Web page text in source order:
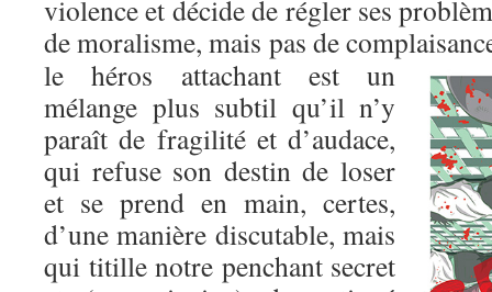
violence et décide de régler ses
de moralisme, mais pas de
le héros attachant est un
mélange plus subtil qu’il n’y
paraît de fragilité et d’audace,
qui refuse son destin de loser
et se prend en main, certes,
d’une manière discutable, mais
qui titille notre penchant secret